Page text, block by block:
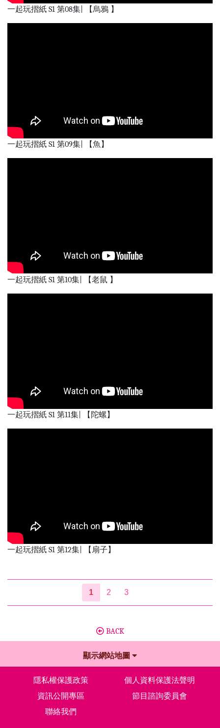
一起玩摺紙 S1 第08集| 【烏鴉 】
一起玩摺紙 S1 第09集| 【魚】
一起玩摺紙 S1 第10集| 【老鼠 】
一起玩摺紙 S1 第11集| 【陀螺】
一起玩摺紙 S1 第12集| 【扇子】
1 2 3
BACK
顯示網站地圖
隱私權保護政策
個人資料保護法聲明
資訊公開專區
節目諮詢委員會
聯絡我們